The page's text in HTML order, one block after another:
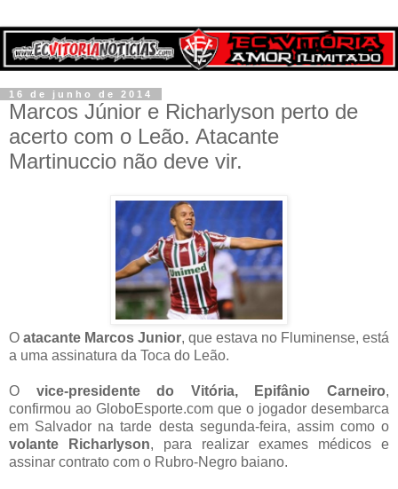
16 de junho de 2014
Marcos Júnior e Richarlyson perto de
acerto com o Leão. Atacante
Martinuccio não deve vir.
O atacante Marcos Junior, que estava no Fluminense, está
a uma assinatura da Toca do Leão.
O vice-presidente do Vitória, Epifânio Carneiro,
confirmou ao GloboEsporte.com que o jogador desembarca
em Salvador na tarde desta segunda-feira, assim como o
volante Richarlyson, para realizar exames médicos e
assinar contrato com o Rubro-Negro baiano.